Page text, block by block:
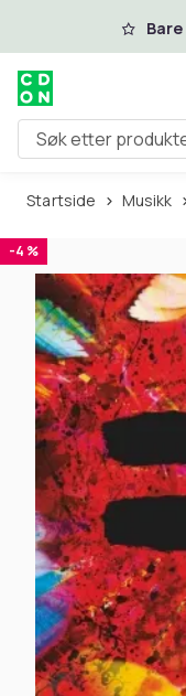
Hopp til
Søk etter produkter
Startside Musikk
-4 %